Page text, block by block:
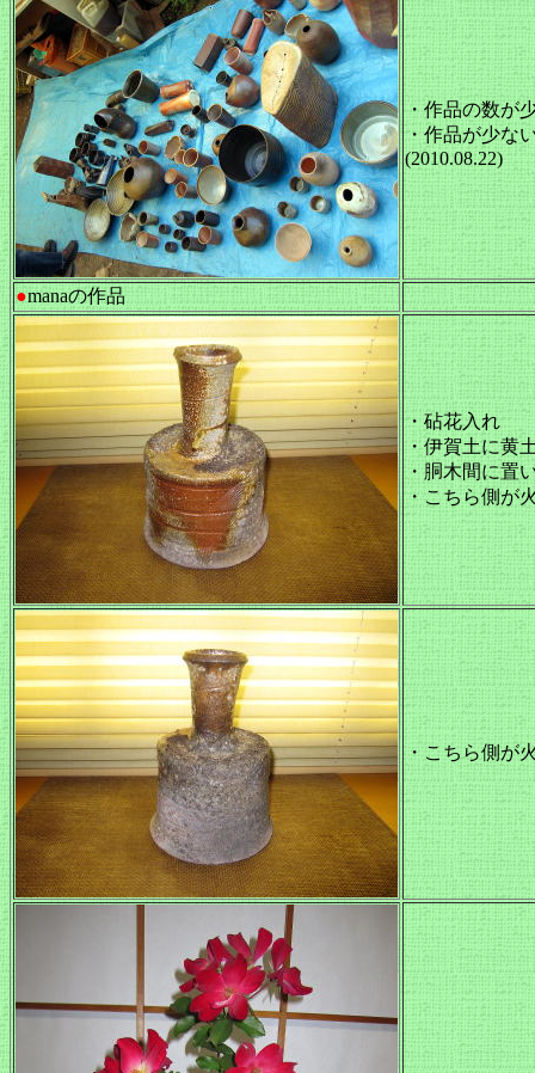
・作品の数が
・作品が少な
(2010.08.22)
●manaの作品
・砧花入れ
・伊賀土に黄
・胴木間に置
・こちら側が
・こちら側が